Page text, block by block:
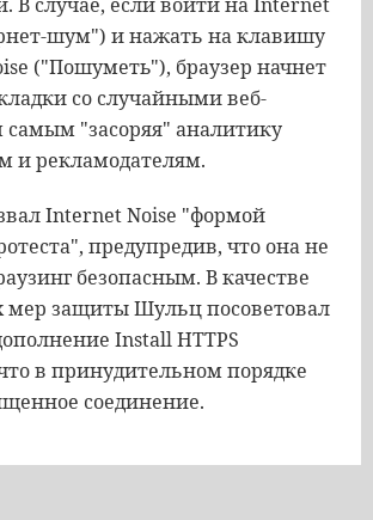
шум") и нажать на клавишу
("Пошуметь"), браузер начнет
со случайными веб-
самым "засоряя" аналитику
и рекламодателям.
Internet Noise "формой
предупредив, что она не
безопасным. В качестве
мер защиты Шульц посоветовал
Install HTTPS
в принудительном порядке
соединение.